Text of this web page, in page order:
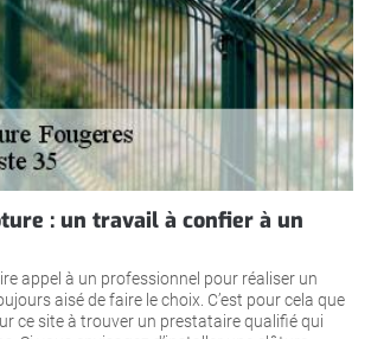
: un travail à confier à un
appel à un professionnel pour réaliser un
aisé de faire le choix. C’est pour cela que
ce site à trouver un prestataire qualifié qui